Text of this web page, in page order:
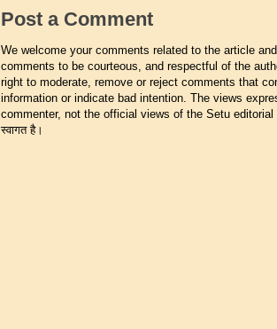
Post a Comment
We welcome your comments related to the article
comments to be courteous, and respectful of the
right to moderate, remove or reject comments that
information or indicate bad intention. The views
commenter, not the official views of the Setu editorial
स्वागत है।